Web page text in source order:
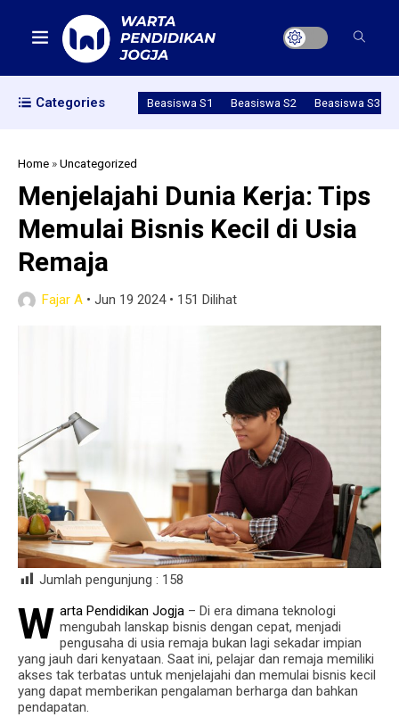
Categories Beasiswa S1 Beasiswa S2 Beasiswa S3
Home »Uncategorized
Menjelajahi Dunia Kerja: Tips
Memulai Bisnis Kecil di Usia
Remaja
Fajar A • Jun 19 2024• 151 Dilihat
Jumlah pengunjung : 158
W arta Pendidikan Jogja – Di era dimana teknologi
mengubah lanskap bisnis dengan cepat, menjadi
pengusaha di usia remaja bukan lagi sekadar impian
yang jauh dari kenyataan. Saat ini, pelajar dan remaja memiliki
akses tak terbatas untuk menjelajahi dan memulai bisnis kecil
yang dapat memberikan pengalaman berharga dan bahkan
pendapatan.